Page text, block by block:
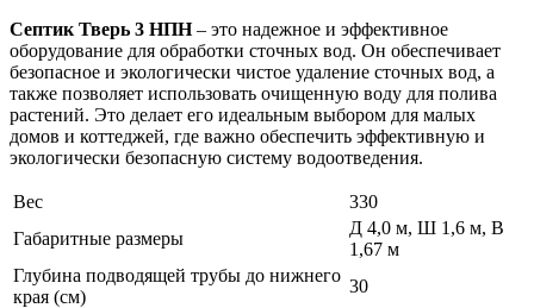
Септик Тверь 3 НПН– это надежное и эффективное
оборудование для обработки сточных вод. Он обеспечивает
безопасное и экологически чистое удаление сточных вод, а
также позволяет использовать очищенную воду для полива
растений. Это делает его идеальным выбором для малых
домов и коттеджей, где важно обеспечить эффективную и
экологически безопасную систему водоотведения.
Вес
330
Габаритные размеры
Д 4,0 м, Ш 1,6 м, В
1,67 м
Глубина подводящей трубы до нижнего
края (см)
30